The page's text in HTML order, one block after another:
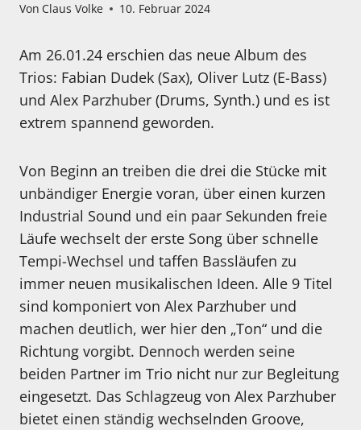
Von Claus Volke 10. Februar 2024
Am 26.01.24 erschien das neue Album des
Trios: Fabian Dudek (Sax), Oliver Lutz (E-Bass)
und Alex Parzhuber (Drums, Synth.) und es ist
extrem spannend geworden.
Von Beginn an treiben die drei die Stücke mit
unbändiger Energie voran, über einen kurzen
Industrial Sound und ein paar Sekunden freie
Läufe wechselt der erste Song über schnelle
Tempi-Wechsel und taffen Bassläufen zu
immer neuen musikalischen Ideen. Alle 9 Titel
sind komponiert von Alex Parzhuber und
machen deutlich, wer hier den „Ton“ und die
Richtung vorgibt. Dennoch werden seine
beiden Partner im Trio nicht nur zur Begleitung
eingesetzt. Das Schlagzeug von Alex Parzhuber
bietet einen ständig wechselnden Groove,